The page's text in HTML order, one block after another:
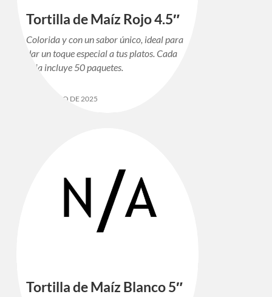
Tortilla de Maíz Rojo 4.5″
Colorida y con un sabor único, ideal para
dar un toque especial a tus platos. Cada
caja incluye 50 paquetes.
12 DE MAYO DE 2025
Tortilla de Maíz Blanco 5″